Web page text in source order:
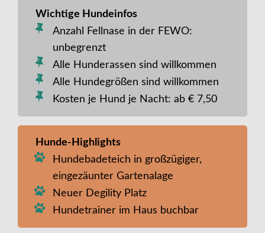
Wichtige Hundeinfos
Anzahl Fellnase in der FEWO:
unbegrenzt
Alle Hunderassen sind willkommen
Alle Hundegrößen sind willkommen
Kosten je Hund je Nacht: ab € 7,50
Hunde-Highlights
Hundebadeteich in großzügiger,
eingezäunter Gartenalage
Neuer Degility Platz
Hundetrainer im Haus buchbar